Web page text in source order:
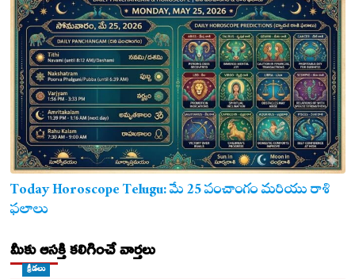
Today Horoscope Telugu: మే 25 పంచాంగం మరియు రాశి
ఫలాలు
మీకు ఆసక్తి కలిగించే వార్తలు
క్రీడలు